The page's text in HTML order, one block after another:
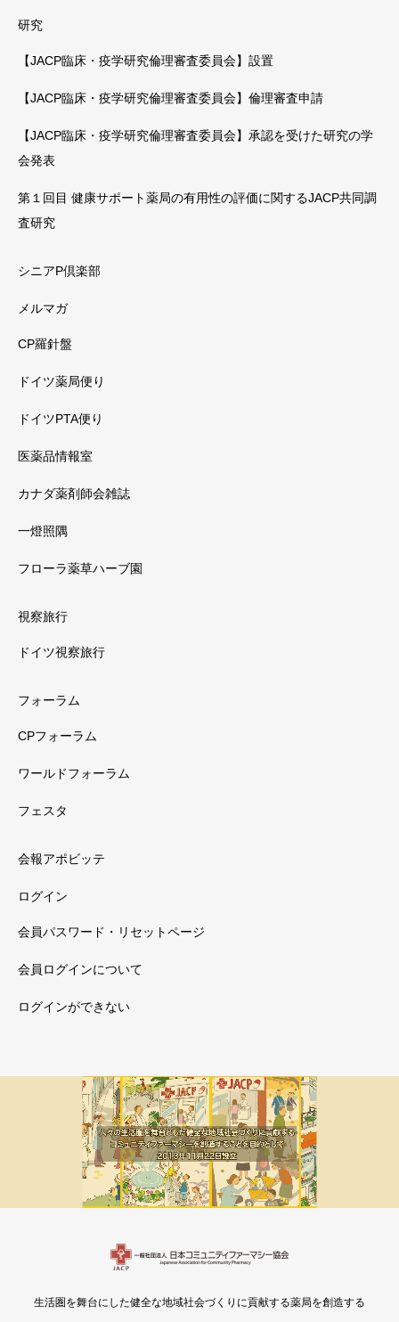
研究
【JACP臨床・疫学研究倫理審査委員会】設置
【JACP臨床・疫学研究倫理審査委員会】倫理審査申請
【JACP臨床・疫学研究倫理審査委員会】承認を受けた研究の学
会発表
第１回目 健康サポート薬局の有用性の評価に関するJACP共同調
査研究
シニアP倶楽部
メルマガ
CP羅針盤
ドイツ薬局便り
ドイツPTA便り
医薬品情報室
カナダ薬剤師会雑誌
一燈照隅
フローラ薬草ハーブ園
視察旅行
ドイツ視察旅行
フォーラム
CPフォーラム
ワールドフォーラム
フェスタ
会報アポビッテ
ログイン
会員パスワード・リセットページ
会員ログインについて
ログインができない
会員限定
生活圏を舞台にした健全な地域社会づくりに貢献する薬局を創造する